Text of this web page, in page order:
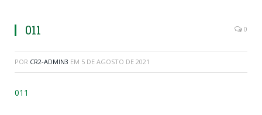
011 0
POR CR2-ADMIN3 EM 5 DE AGOSTO DE 2021
011